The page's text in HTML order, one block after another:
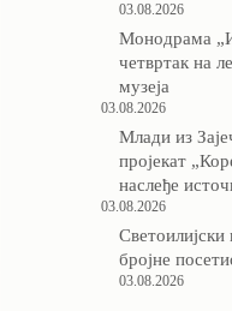
03.08.2026
Монодрама
четвртак на
музеја
03.08.2026
Млади из
пројекат
наслеђе
03.08.2026
бројне
03.08.2026